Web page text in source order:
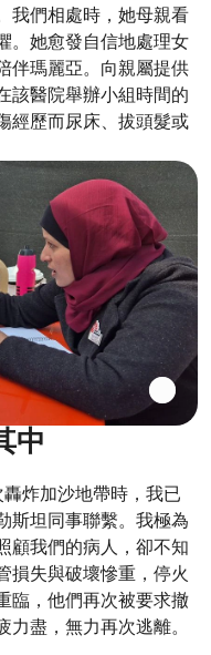
我們相處時，她母親看
。她愈發自信地處理女
伴瑪麗亞。向親屬提供
該醫院舉辦小組時間的
經歷而尿床、拔頭髮或
中
炸加沙地帶時，我已
斯坦同事聯繫。我極為
顧我們的病人，卻不知
損失與破壞慘重，停火
臨，他們再次被要求撤
盡，無力再次逃離。